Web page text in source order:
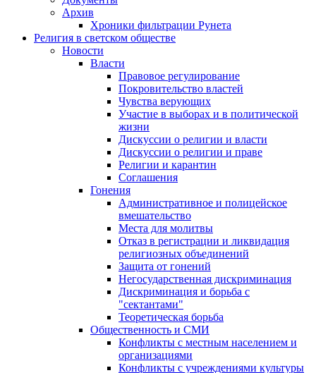
Архив
Хроники фильтрации Рунета
Религия в светском обществе
Новости
Власти
Правовое регулирование
Покровительство властей
Чувства верующих
Участие в выборах и в политической
жизни
Дискуссии о религии и власти
Дискуссии о религии и праве
Религии и карантин
Соглашения
Гонения
Административное и полицейское
вмешательство
Места для молитвы
Отказ в регистрации и ликвидация
религиозных объединений
Защита от гонений
Негосударственная дискриминация
Дискриминация и борьба с
"сектантами"
Теоретическая борьба
Общественность и СМИ
Конфликты с местным населением и
организациями
Конфликты с учреждениями культуры